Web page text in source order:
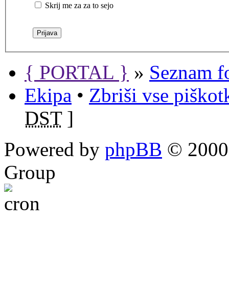
Skrij me za za to sejo
{ PORTAL } » Seznam
Ekipa • Zbriši vse
DST]
Powered by phpBB ©
Group